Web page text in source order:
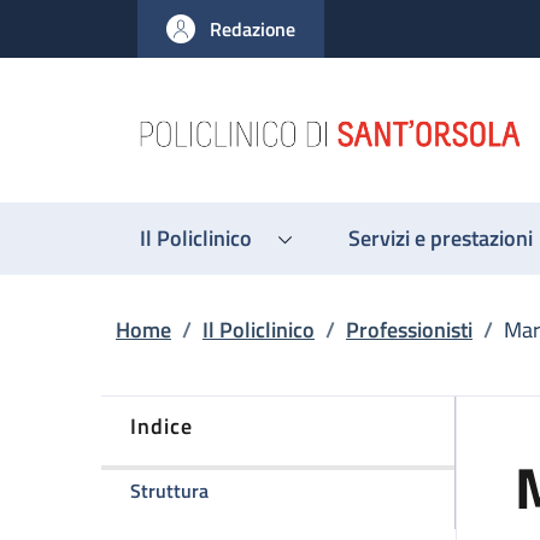
al contenuto principale
to footer content
Redazione
Il Policlinico Servizi e prestazioni
Briciole di pane
Home / Il Policlinico / Professionisti /
Indice
Strutturadella pagina Maria Cristina Mondardini